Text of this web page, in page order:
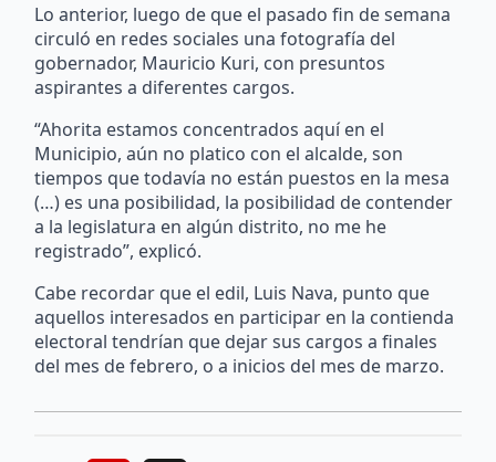
Lo anterior, luego de que el pasado fin de semana
circuló en redes sociales una fotografía del
gobernador, Mauricio Kuri, con presuntos
aspirantes a diferentes cargos.
“Ahorita estamos concentrados aquí en el
Municipio, aún no platico con el alcalde, son
tiempos que todavía no están puestos en la mesa
(…) es una posibilidad, la posibilidad de contender
a la legislatura en algún distrito, no me he
registrado”, explicó.
Cabe recordar que el edil, Luis Nava, punto que
aquellos interesados en participar en la contienda
electoral tendrían que dejar sus cargos a finales
del mes de febrero, o a inicios del mes de marzo.